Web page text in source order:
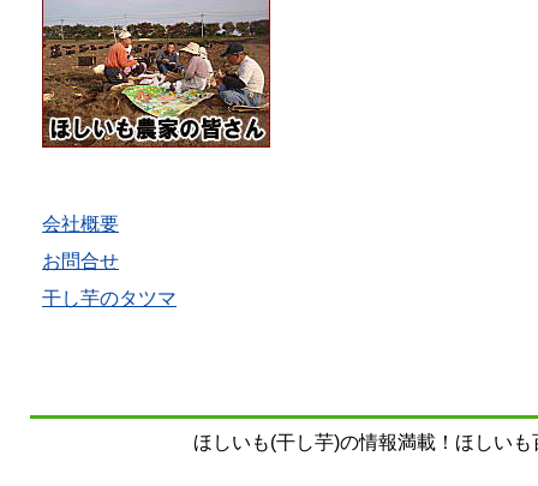
会社概要
お問合せ
干し芋のタツマ
ほしいも(干し芋)の情報満載！ほしい